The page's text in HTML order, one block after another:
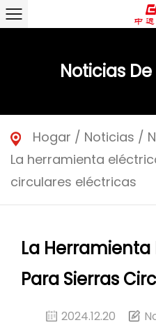
Noticias
Hogar / Noticias /
La herramienta
circulares eléctricas
La
Para Sierras
2024.12.20